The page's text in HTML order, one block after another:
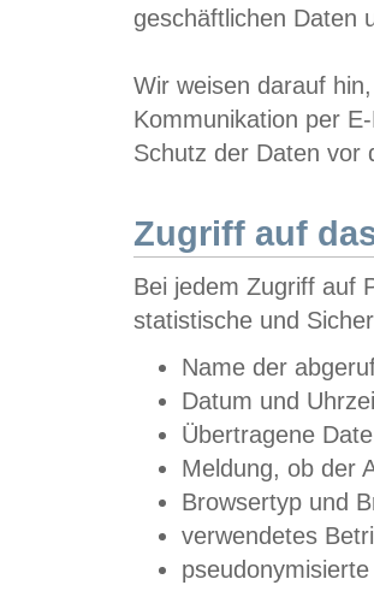
geschäftlichen Daten
Wir weisen darauf
Kommunikation per
Schutz der Daten vor
Zugriff auf
Bei jedem Zugriff auf
statistische und
Name der
Datum und
Übertragene
Meldung, ob der
Browsertyp und
verwendetes